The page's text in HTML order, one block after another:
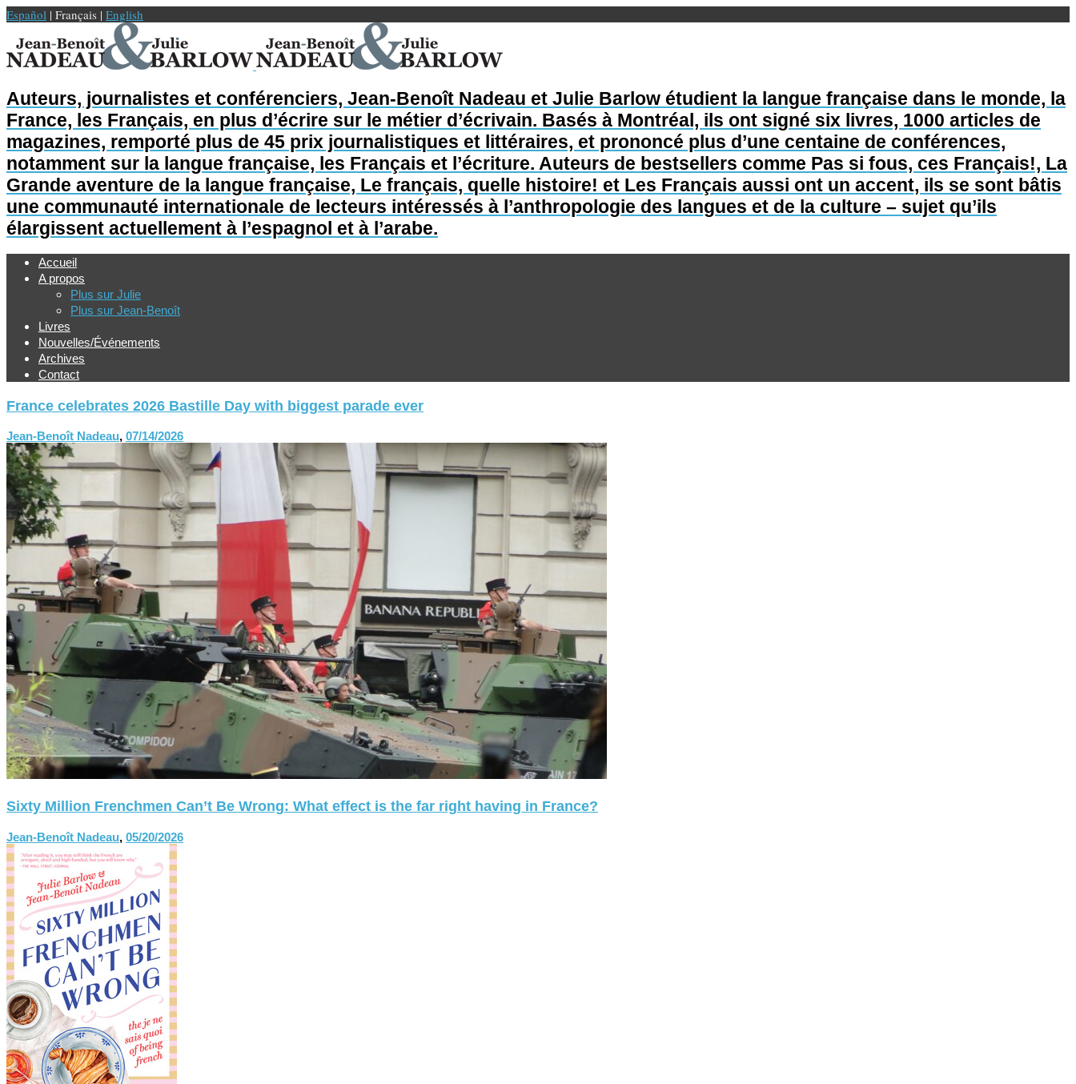
Español | Français | English
Auteurs, journalistes et conférenciers, Jean-Benoît Nadeau et Julie Barlow étudient la langue française dans le monde, la
France, les Français, en plus d’écrire sur le métier d’écrivain. Basés à Montréal, ils ont signé six livres, 1000 articles de
magazines, remporté plus de 45 prix journalistiques et littéraires, et prononcé plus d’une centaine de conférences,
notamment sur la langue française, les Français et l’écriture. Auteurs de bestsellers comme Pas si fous, ces Français!, La
Grande aventure de la langue française, Le français, quelle histoire! et Les Français aussi ont un accent, ils se sont bâtis
une communauté internationale de lecteurs intéressés à l’anthropologie des langues et de la culture – sujet qu’ils
élargissent actuellement à l’espagnol et à l’arabe.
Accueil
A propos
Plus sur Julie
Plus sur Jean-Benoît
Livres
Nouvelles/Événements
Archives
Contact
France celebrates 2026 Bastille Day with biggest parade ever
Jean-Benoît Nadeau, 07/14/2026
Sixty Million Frenchmen Can’t Be Wrong: What effect is the far right having in France?
Jean-Benoît Nadeau, 05/20/2026